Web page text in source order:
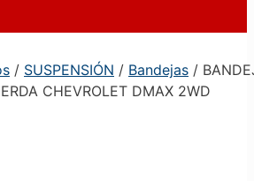
/ SUSPENSIÓN / Bandejas /
CHEVROLET DMAX 2WD